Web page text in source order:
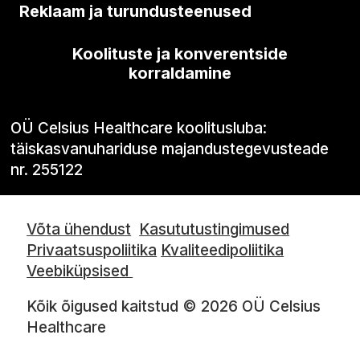
Reklaam ja turundusteenused
Koolituste ja konverentside
korraldamine
OÜ Celsius Healthcare koolitusluba:
täiskasvanuhariduse majandustegevusteade
nr. 255122
Võta ühendust Kasututustingimused
Privaatsuspoliitika Kvaliteedipoliitika
Veebiküpsised
Kõik õigused kaitstud © 2026 OÜ Celsius
Healthcare